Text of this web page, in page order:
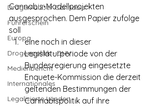
Drogen außer Cannabis
Führerschein
Europa
Drogenpolitik - DHV
Medienbericht
Internationales
Legalisierte Länder
Cannabis-Modellprojekten
ausgesprochen. Dem Papier zufolge
soll
eine noch in dieser
Legislaturperiode von der
Bundesregierung eingesetzte
Enquete-Kommission die derzeit
geltenden Bestimmungen der
Cannabispolitik auf ihre